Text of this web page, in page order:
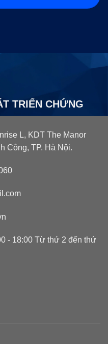
TRIỂN CHỨNG
L, KDT The Manor
Công, TP. Hà Nội.
- 18:00 Từ thứ 2 đến thứ